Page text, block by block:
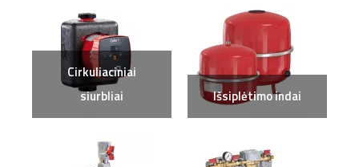
Cirkuliaciniai
siurbliai
Išsiplėtimo indai